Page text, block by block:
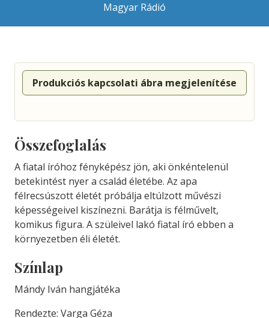
Magyar Rádió
Produkciós kapcsolati ábra megjelenítése
Összefoglalás
A fiatal íróhoz fényképész jön, aki önkéntelenül
betekintést nyer a család életébe. Az apa
félrecsúszott életét próbálja eltúlzott művészi
képességeivel kiszínezni. Barátja is félművelt,
komikus figura. A szüleivel lakó fiatal író ebben a
környezetben éli életét.
Színlap
Mándy Iván hangjátéka
Rendezte: Varga Géza